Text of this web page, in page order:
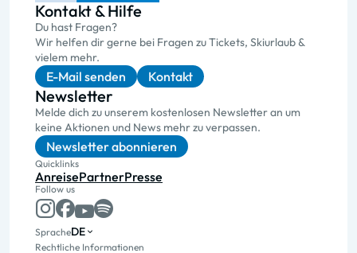
Kontakt & Hilfe
Du hast Fragen?
Wir helfen dir gerne bei Fragen zu Tickets, Skiurlaub &
vielem mehr.
E-Mail senden Kontakt
Newsletter
Melde dich zu unserem kostenlosen Newsletter an um
keine Aktionen und News mehr zu verpassen.
Newsletter abonnieren
Quicklinks
AnreisePartnerPresse
Follow us
SpracheDE
Rechtliche Informationen